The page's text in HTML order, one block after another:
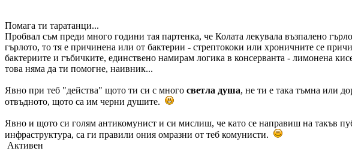
Помага ти таратанци...
Пробвал съм преди много години тая партенка, че Колата лекувала възпалено
гърлото, то тя е причинена или от бактерии - стрептококи или хроничните се
бактериите и гъбичките, единствено намирам логика в консерванта - лимонена
това няма да ти помогне, наивник...
Явно при теб "действа" щото ти си с много светла душа, не ти е така тъмна или
отвъдното, щото са им черни душите.
Явно и щото си голям антикомунист и си мислиш, че като се направиш на такъв
инфраструктура, са ги правили ония омразни от теб комунисти.
Активен